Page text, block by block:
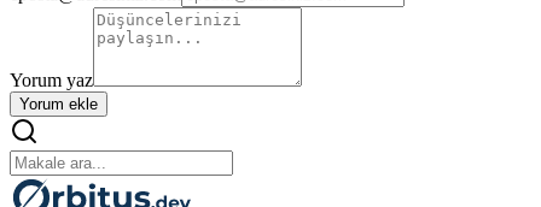
Yorum yaz
Yorum ekle